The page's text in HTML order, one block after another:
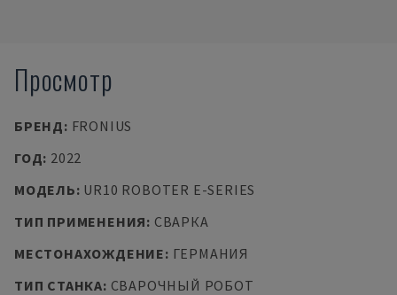
Просмотр
БРЕНД: FRONIUS
ГОД: 2022
МОДЕЛЬ: UR10 ROBOTER E-SERIES
ТИП ПРИМЕНЕНИЯ: СВАРКА
МЕСТОНАХОЖДЕНИЕ: ГЕРМАНИЯ
ТИП СТАНКА: СВАРОЧНЫЙ РОБОТ